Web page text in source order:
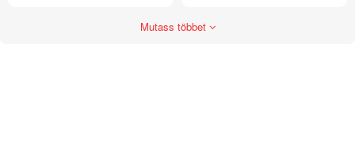
Mutass többet